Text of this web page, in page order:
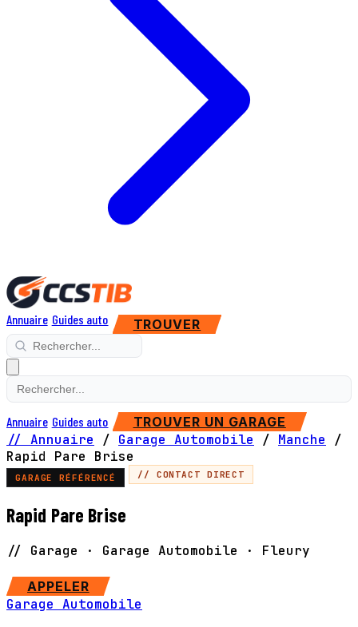
Annuaire Guides auto TROUVER
Annuaire Guides auto TROUVER UN GARAGE
// Annuaire / Garage Automobile / Manche
/
Rapid Pare Brise
GARAGE RÉFÉRENCÉ // CONTACT DIRECT
Rapid Pare Brise
// Garage · Garage Automobile · Fleury
APPELER
Garage Automobile